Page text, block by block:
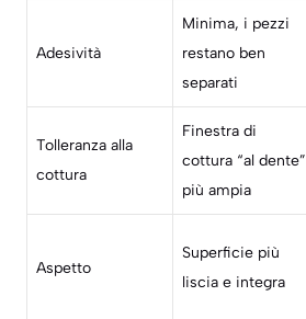
Adesività
Minima, i pezzi
restano ben
separati
Tolleranza alla
cottura
Finestra di
cottura “al dente”
più ampia
Aspetto
Superficie più
liscia e integra